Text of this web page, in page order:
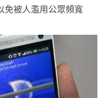
免被人濫用公眾頻寬